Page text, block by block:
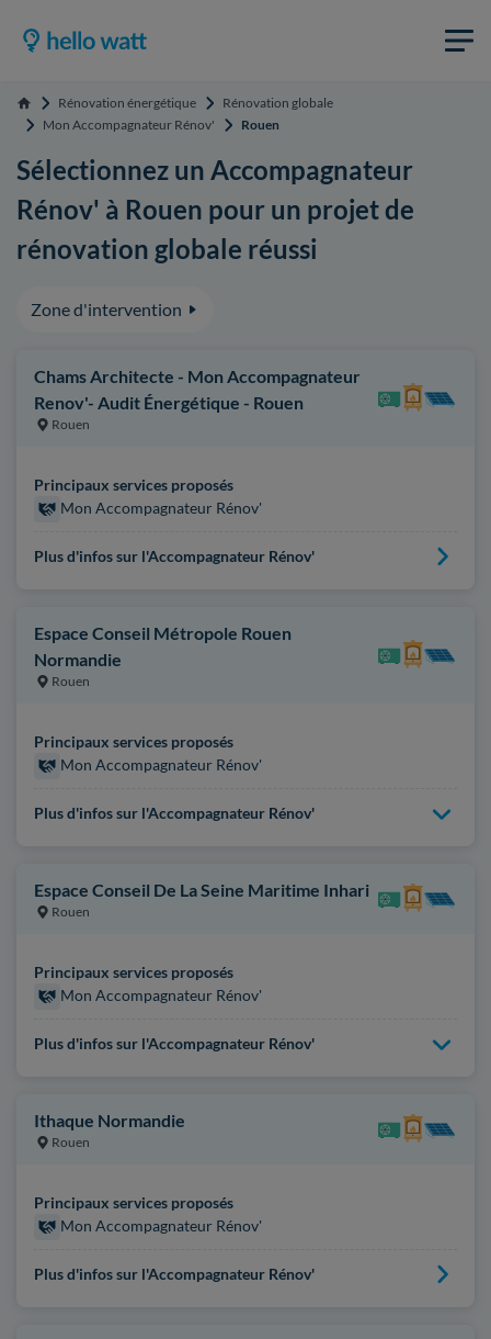
Accueil Rénovation énergétique
Rénovation globale
Mon Accompagnateur Rénov'
Rouen
Sélectionnez un Accompagnateur
Rénov' à Rouen pour un projet de
rénovation globale réussi
Zone d'intervention
Chams Architecte - Mon Accompagnateur
Renov'- Audit Énergétique - Rouen
Rouen
Principaux services proposés
Mon Accompagnateur Rénov'
Plus d'infos sur l'Accompagnateur Rénov'
Espace Conseil Métropole Rouen
Normandie
Rouen
Principaux services proposés
Mon Accompagnateur Rénov'
Plus d'infos sur l'Accompagnateur Rénov'
Espace Conseil De La Seine Maritime Inhari
Rouen
Principaux services proposés
Mon Accompagnateur Rénov'
Plus d'infos sur l'Accompagnateur Rénov'
Ithaque Normandie
Rouen
Principaux services proposés
Mon Accompagnateur Rénov'
Plus d'infos sur l'Accompagnateur Rénov'